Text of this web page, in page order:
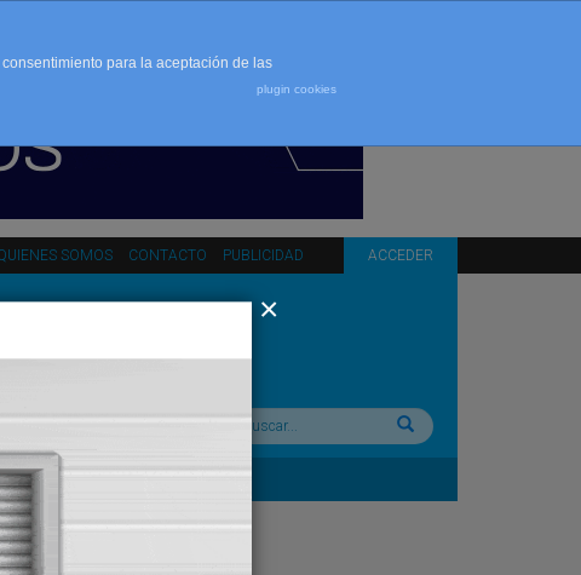
SOMOS CONTACTO PUBLICIDAD ACCEDER
Buscar:
para la aceptación de las
plugin cookies